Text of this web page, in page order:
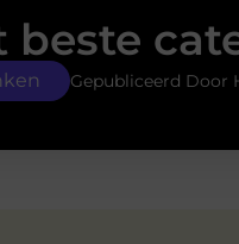
beste
Gepubliceerd Door